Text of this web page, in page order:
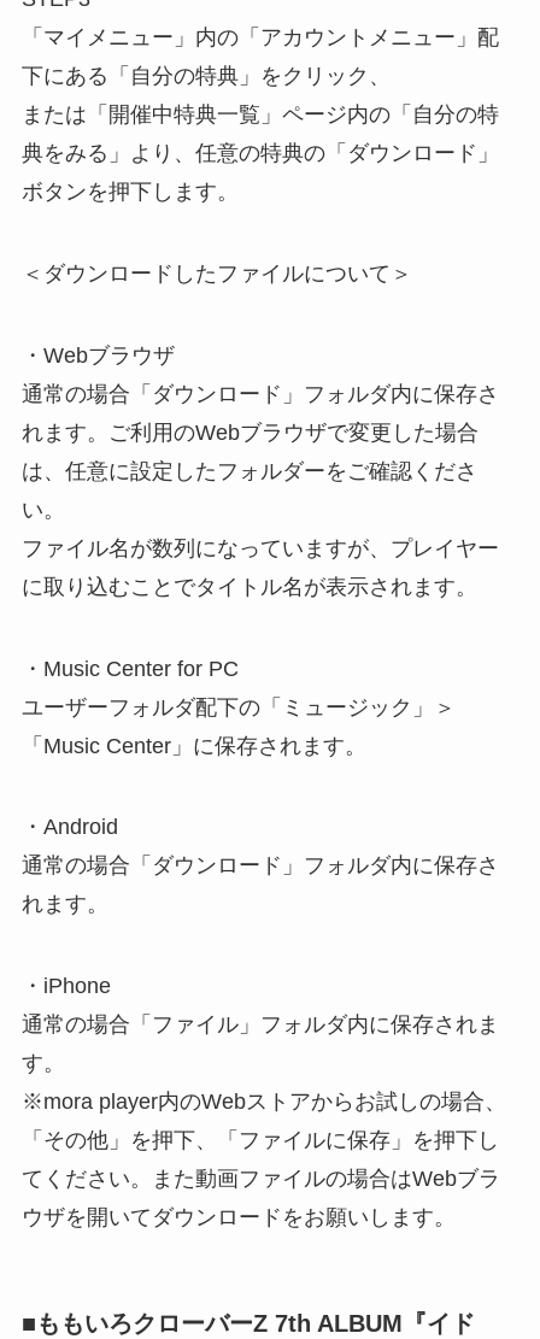
「マイメニュー」内の「アカウントメニュー」配
下にある「自分の特典」をクリック、
または「開催中特典一覧」ページ内の「自分の特
典をみる」より、任意の特典の「ダウンロード」
ボタンを押下します。
＜ダウンロードしたファイルについて＞
・Webブラウザ
通常の場合「ダウンロード」フォルダ内に保存さ
れます。ご利用のWebブラウザで変更した場合
は、任意に設定したフォルダーをご確認くださ
い。
ファイル名が数列になっていますが、プレイヤー
に取り込むことでタイトル名が表示されます。
・Music Center for PC
ユーザーフォルダ配下の「ミュージック」＞
「Music Center」に保存されます。
・Android
通常の場合「ダウンロード」フォルダ内に保存さ
れます。
・iPhone
通常の場合「ファイル」フォルダ内に保存されま
す。
※mora player内のWebストアからお試しの場合、
「その他」を押下、「ファイルに保存」を押下し
てください。また動画ファイルの場合はWebブラ
ウザを開いてダウンロードをお願いします。
■ももいろクローバーZ 7th ALBUM『イド